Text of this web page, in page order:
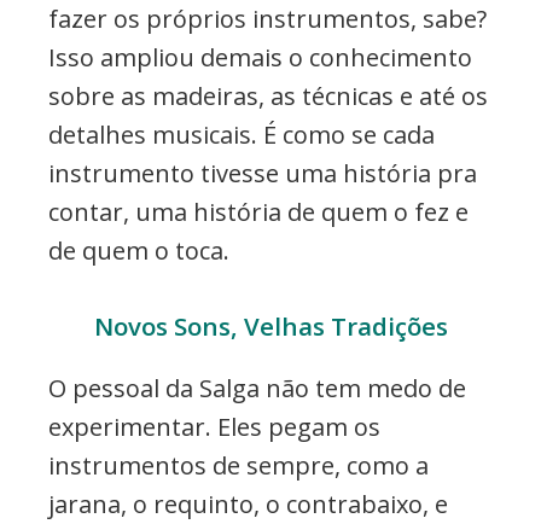
fazer os próprios instrumentos, sabe?
Isso ampliou demais o conhecimento
sobre as madeiras, as técnicas e até os
detalhes musicais. É como se cada
instrumento tivesse uma história pra
contar, uma história de quem o fez e
de quem o toca.
Novos Sons, Velhas Tradições
O pessoal da Salga não tem medo de
experimentar. Eles pegam os
instrumentos de sempre, como a
jarana, o requinto, o contrabaixo, e